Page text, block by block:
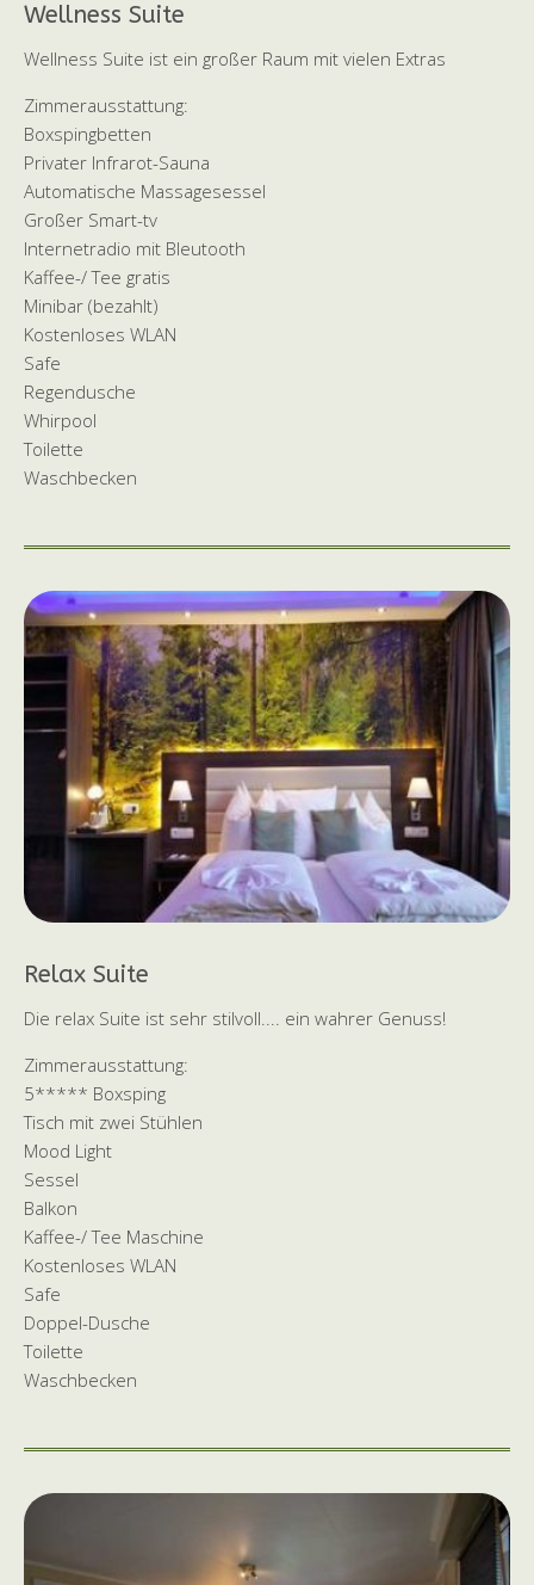
Wellness Suite
Wellness Suite ist ein großer Raum mit vielen Extras
Zimmerausstattung:
Boxspingbetten
Privater Infrarot-Sauna
Automatische Massagesessel
Großer Smart-tv
Internetradio mit Bleutooth
Kaffee-/ Tee gratis
Minibar (bezahlt)
Kostenloses WLAN
Safe
Regendusche
Whirpool
Toilette
Waschbecken
Relax Suite
Die relax Suite ist sehr stilvoll.... ein wahrer Genuss!
Zimmerausstattung:
5***** Boxsping
Tisch mit zwei Stühlen
Mood Light
Sessel
Balkon
Kaffee-/ Tee Maschine
Kostenloses WLAN
Safe
Doppel-Dusche
Toilette
Waschbecken